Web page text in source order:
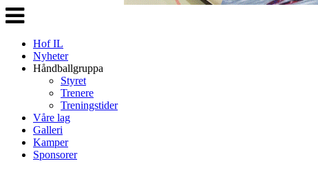
Veksle
navigasjon
Hof IL
Nyheter
Håndballgruppa
Styret
Trenere
Treningstider
Våre lag
Galleri
Kamper
Sponsorer